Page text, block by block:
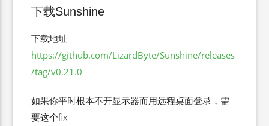
下载Sunshine
下载地址
https://github.com/LizardByte/Sunshine/releases
/tag/v0.21.0
如果你平时根本不开显示器而用远程桌面登录，需
要这个fix